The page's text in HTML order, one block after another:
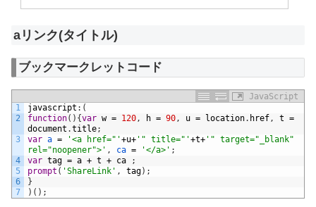
aリンク(タイトル)
ブックマークレットコード
JavaScript
1
2
3
4
5
6
7
javascript : (
function( ) {var w = 120, h = 90, u = location. href, t =
document .title;
var a = '<a href="'+u+ '" title="'+t+ '" target="_blank"
rel="noopener">' , ca = '</a>' ;
var tag = a + t + ca
;
prompt ( 'ShareLink' , tag) ;
}
) ( ) ;